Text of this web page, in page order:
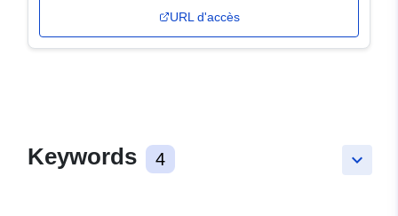
URL d'accès
keyboard_arrow_down
Keywords 4